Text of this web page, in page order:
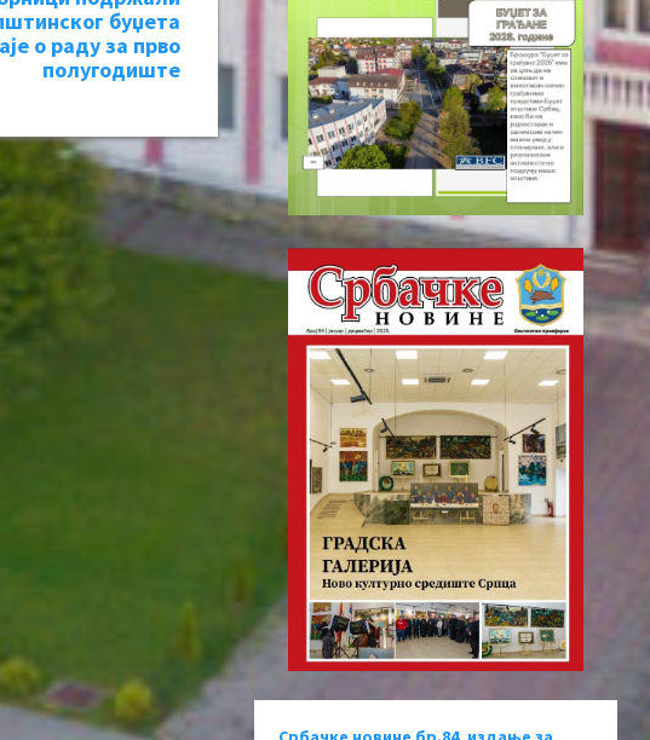
буџета
о раду за прво
полугодиште